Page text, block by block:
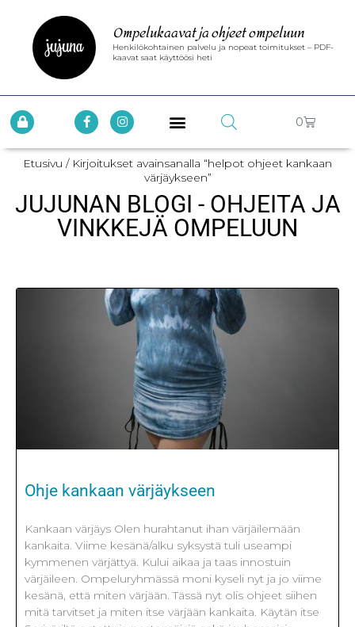
Ompelukaavat ja ohjeet ompeluun
Henkilökohtainen palvelu ja nopeat toimitukset – PDF-
kaavat saat käyttöösi heti
0
Etusivu / Kirjoitukset avainsanalla “helpot ohjeet kankaan
värjäykseen”
JUJUNAN BLOGI - OHJEITA JA
VINKKEJÄ OMPELUUN
Ohje kankaan värjäykseen
Kankaan värjäys Olen hurahtanut ihan värjäilemään
kankaita. Viime kesänä/alku syksystä tuli useampi
kymmenen värjättyä. Kului aikaa ja taas innostuin
värjäileen. Ompeluryhmässä moni kyseli nyt ja jo viime
kesänä, että miten värjään. Tässä nyt olis ohjeet siihen
mitä tarvitset ja miten itse värjään kankaita. Käytän itse